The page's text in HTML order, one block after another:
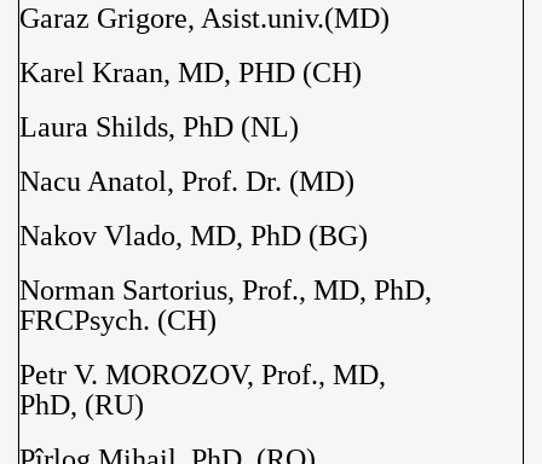
Garaz Grigore, Asist.univ.(MD)
Karel Kraan, MD, PHD (CH)
Laura Shilds, PhD (NL)
Nacu Anatol, Prof. Dr. (MD)
Nakov Vlado, MD, PhD (BG)
Norman Sartorius, Prof., MD, PhD,
FRCPsych. (CH)
Petr V. MOROZOV, Prof., MD,
PhD, (RU)